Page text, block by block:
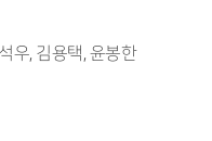
우, 김용택, 윤봉한